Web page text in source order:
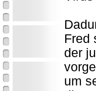
Fred
der
um